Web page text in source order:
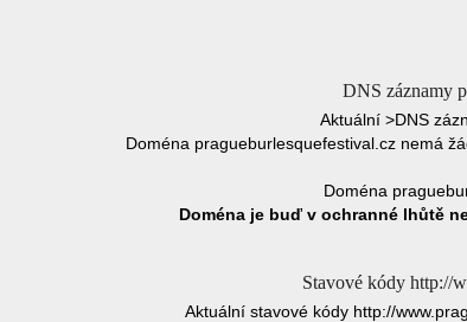
DNS záznamy
Aktuální >DNS
Doména pragueburlesquefestival.cz nemá
Doména
Doména je buď v ochranné lhůtě
Stavové kódy http://
Aktuální stavové kódy http://